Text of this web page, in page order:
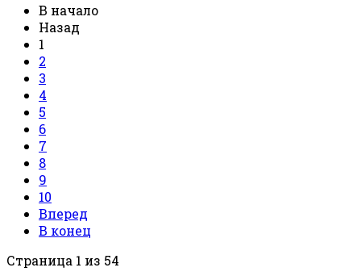
В начало
Назад
1
2
3
4
5
6
7
8
9
10
Вперед
В конец
Страница 1 из 54